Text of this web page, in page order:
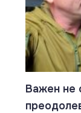
Важен не